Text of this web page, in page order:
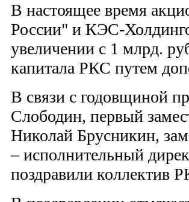
В настоящее время
России" и КЭС-
увеличении с 1 млрд.
капитала РКС путем
В связи с годовщиной
Слободин, первый
Николай Брусникин,
– исполнительный
поздравили коллектив